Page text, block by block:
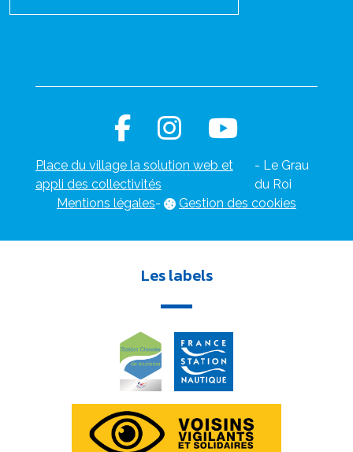
Place du village la solution web et
appli des collectivités
- Le Grau
du Roi
Mentions légales- Gestion des cookies
Les labels